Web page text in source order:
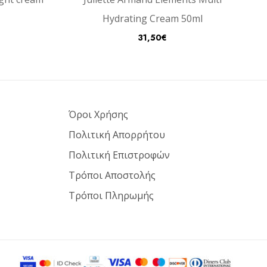
Hydrating Cream 50ml
31,50€
Όροι Χρήσης
Πολιτική Απορρήτου
Πολιτική Επιστροφών
Τρόποι Αποστολής
Τρόποι Πληρωμής